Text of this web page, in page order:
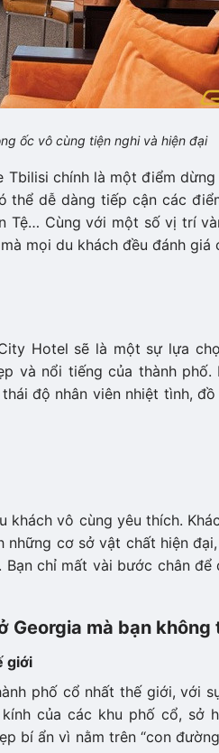
ốc vô cùng tiện nghi và hiện đại
chính là một điểm
thể dễ dàng tiếp cận các
Tệ… Cùng với một số vị trí
mọi du khách đều đánh giá
Hotel sẽ là một sự lựa
và nổi tiếng của thành phố.
độ nhân viên nhiệt tình,
vô cùng yêu thích.
những cơ sở vật chất hiện
chỉ mất vài bước chân
Georgia mà bạn không
giới
phố cổ nhất thế giới, với
của các khu phố cổ, sở
bí ẩn vì nằm trên “con